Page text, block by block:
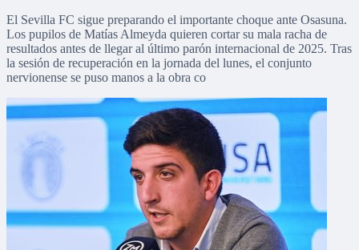
El Sevilla FC sigue preparando el importante choque ante Osasuna.
Los pupilos de Matías Almeyda quieren cortar su mala racha de
resultados antes de llegar al último parón internacional de 2025. Tras
la sesión de recuperación en la jornada del lunes, el conjunto
nervionense se puso manos a la obra co